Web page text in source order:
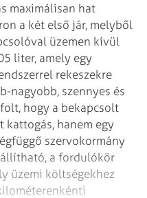
maximálisan hat
a két első jár, melyből
üzemen kívül
liter, amely egy
rekeszekre
nagyobb, szennyes és
hogy a bekapcsolt
kattogás, hanem egy
szervokormány
a fordulókör
üzemi költségekhez